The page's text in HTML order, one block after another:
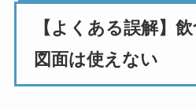
【よくある誤解】
図面は使えない